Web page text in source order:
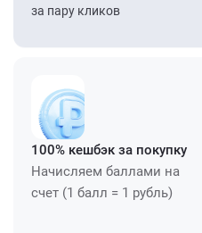
за пару кликов
100% кешбэк за покупку
Начисляем баллами на
счет (1 балл = 1 рубль)